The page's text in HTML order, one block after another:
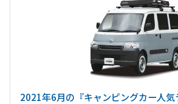
2021年6月の『キャンピングカー人